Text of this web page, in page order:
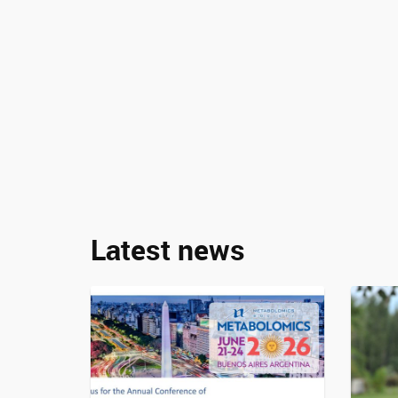
Latest news